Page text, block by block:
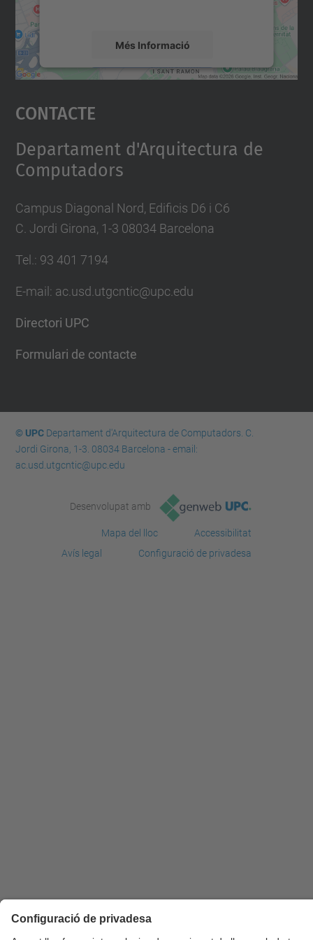
Més Informació
Accepta
powered by
Contacte
Departament d'Arquitectura de
Computadors
Campus Diagonal Nord, Edificis D6 i C6
C. Jordi Girona, 1-3 08034 Barcelona
Tel.: 93 401 7194
E-mail: ac.usd.utgcntic@upc.edu
Directori UPC
Formulari de contacte
© UPCDepartament d'Arquitectura de Computadors. C.
Jordi Girona, 1-3. 08034 Barcelona - email:
ac.usd.utgcntic@upc.edu
Desenvolupat amb
Mapa del lloc
Accessibilitat
Avís legal
Configuració de privadesa